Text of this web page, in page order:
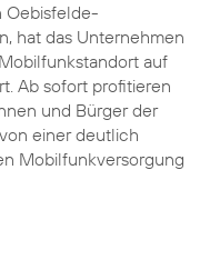
Oebisfelde-
hat das Unternehmen
auf
Ab sofort profitieren
und Bürger der
einer deutlich
Mobilfunkversorgung